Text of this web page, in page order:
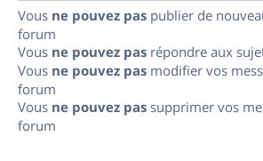
Vous ne pouvez pas publier de
forum
Vous ne pouvez pas répondre aux
Vous ne pouvez pas modifier vos
forum
Vous ne pouvez pas supprimer vos
forum